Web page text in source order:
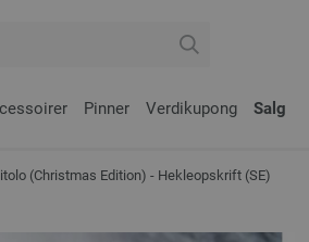
Pinner Verdikupong Salg
(Christmas Edition) - Hekleopskrift (SE)